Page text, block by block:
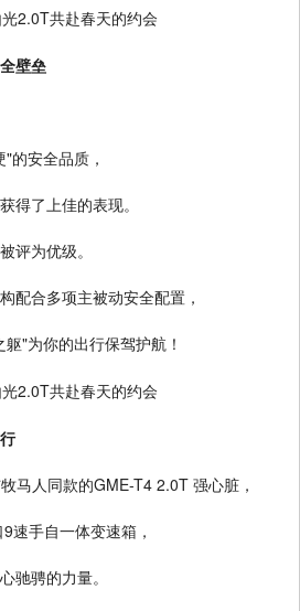
壁垒
的安全品质，
得了上佳的表现。
评为优级。
配合多项主被动安全配置，
"为你的出行保驾护航！
马人同款的GME-T4 2.0T 强心脏，
速手自一体变速箱，
驰骋的力量。